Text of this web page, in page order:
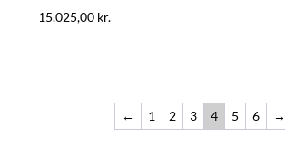
15.025,00 kr.
← 1 2 3 4 5 6 →